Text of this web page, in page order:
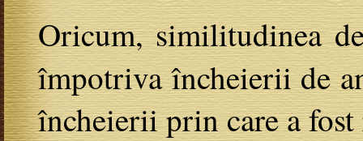
Oricum, similitudinea
împotriva încheierii de
încheierii prin care a